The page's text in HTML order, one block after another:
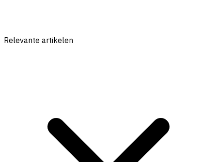
Relevante artikelen